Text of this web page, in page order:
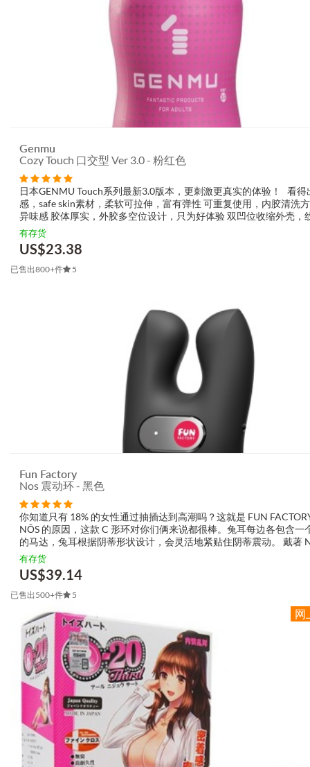
Genmu
Cozy Touch 口交型 Ver 3.0 - 粉红色
日本GENMU Touch系列最新3.0版本，更刺激更真实的体验！ 看得
感，safe skin素材，柔软可拉伸，富有弹性 可重复使用，内胶清洗
异味感 胶体厚实，外胶多空位设计，只为好体验 双凹位收缩外壳，
畅、实用时尚 Cozy Touc...
有存货
US$23.38
已售出800+件 5
Fun Factory
Nos 震动环 - 黑色
你知道只有 18% 的女性通过抽插达到高潮吗？这就是 FUN
NŌS 的原因，这款 C 形环对你们俩来说都很棒。兔耳每边各包含一
的马达，兔耳根据阴蒂形状设计，会灵活地紧贴住阴蒂震动。 戴著
很棒！这个 C 形环不是正圆形的：它的形状完美贴合你的阴茎，在
有存货
US$39.14
已售出500+件 5